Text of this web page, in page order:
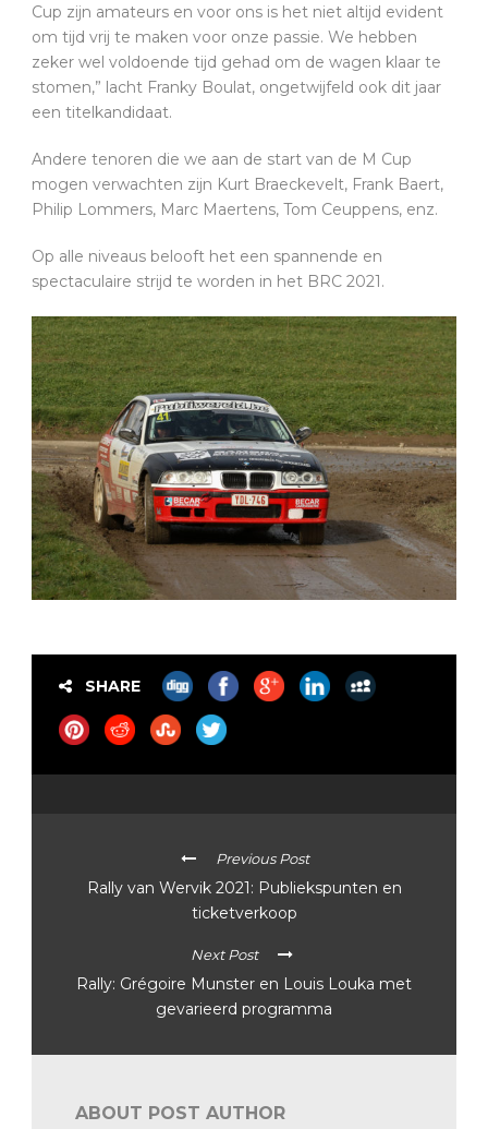
Cup zijn amateurs en voor ons is het niet altijd evident
om tijd vrij te maken voor onze passie. We hebben
zeker wel voldoende tijd gehad om de wagen klaar te
stomen,” lacht Franky Boulat, ongetwijfeld ook dit jaar
een titelkandidaat.
Andere tenoren die we aan de start van de M Cup
mogen verwachten zijn Kurt Braeckevelt, Frank Baert,
Philip Lommers, Marc Maertens, Tom Ceuppens, enz.
Op alle niveaus belooft het een spannende en
spectaculaire strijd te worden in het BRC 2021.
SHARE
Previous Post
Rally van Wervik 2021: Publiekspunten en
ticketverkoop
Next Post
Rally: Grégoire Munster en Louis Louka met
gevarieerd programma
ABOUT POST AUTHOR